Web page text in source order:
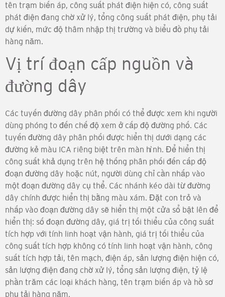
tên trạm biến áp, công suất phát điện hiện có, công suất
phát điện đang chờ xử lý, tổng công suất phát điện, phụ tải
dự kiến, mức độ thâm nhập thị trường và biểu đồ phụ tải
hàng năm.
Vị trí đoạn cấp nguồn và
đường dây
Các tuyến đường dây phân phối có thể được xem khi người
dùng phóng to đến chế độ xem ở cấp độ đường phố. Các
tuyến đường dây phân phối được hiển thị dưới dạng các
đường kẻ màu ICA riêng biệt trên màn hình. Để hiển thị
công suất khả dụng trên hệ thống phân phối đến cấp độ
đoạn đường dây hoặc nút, người dùng chỉ cần nhấp vào
một đoạn đường dây cụ thể. Các nhánh kéo dài từ đường
dây chính được hiển thị bằng màu xám. Đặt con trỏ và
nhấp vào đoạn đường dây sẽ hiển thị một cửa sổ bật lên để
hiển thị: số đoạn đường dây, giá trị tối thiểu của công suất
tích hợp với tính linh hoạt vận hành, giá trị tối thiểu của
công suất tích hợp không có tính linh hoạt vận hành, công
suất tích hợp tải, tên mạch, điện áp, sản lượng điện hiện có,
sản lượng điện đang chờ xử lý, tổng sản lượng điện, tỷ lệ
phần trăm các loại khách hàng, tên trạm biến áp và hồ sơ
phụ tải hàng năm.